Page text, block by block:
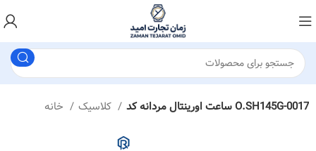
کلاسیک ساعت اورینتال مردانه کد O.SH145G-0017